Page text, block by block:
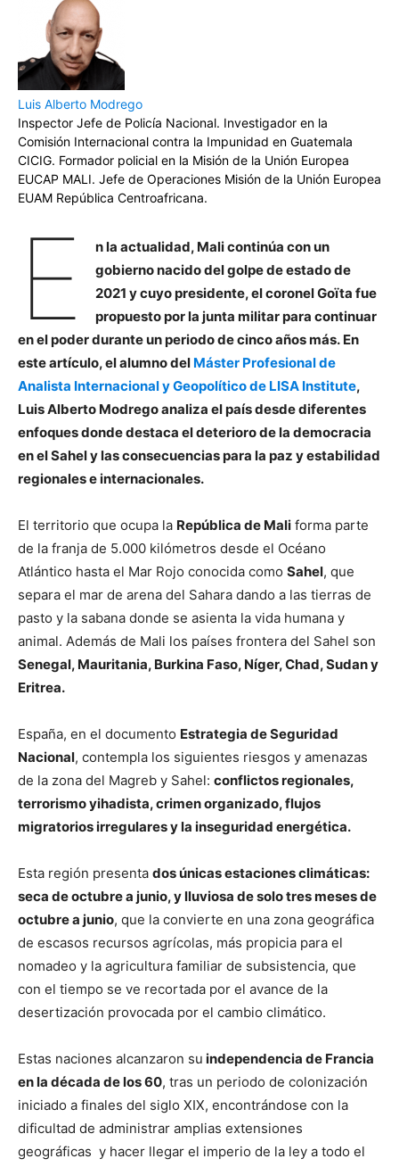
Luis Alberto Modrego
Inspector Jefe de Policía Nacional. Investigador en la
Comisión Internacional contra la Impunidad en Guatemala
CICIG. Formador policial en la Misión de la Unión Europea
EUCAP MALI. Jefe de Operaciones Misión de la Unión Europea
EUAM República Centroafricana.
E
n la actualidad, Mali continúa con un
gobierno nacido del golpe de estado de
2021 y cuyo presidente, el coronel Goïta fue
propuesto por la junta militar para continuar
en el poder durante un periodo de cinco años más. En
este artículo, el alumno del Máster Profesional de
Analista Internacional y Geopolítico de LISA Institute,
Luis Alberto Modrego analiza el país desde diferentes
enfoques donde destaca el deterioro de la democracia
en el Sahel y las consecuencias para la paz y estabilidad
regionales e internacionales.
El territorio que ocupa la República de Mali forma parte
de la franja de 5.000 kilómetros desde el Océano
Atlántico hasta el Mar Rojo conocida como Sahel, que
separa el mar de arena del Sahara dando a las tierras de
pasto y la sabana donde se asienta la vida humana y
animal. Además de Mali los países frontera del Sahel son
Senegal, Mauritania, Burkina Faso, Níger, Chad, Sudan y
Eritrea.
España, en el documento Estrategia de Seguridad
Nacional, contempla los siguientes riesgos y amenazas
de la zona del Magreb y Sahel: conflictos regionales,
terrorismo yihadista, crimen organizado, flujos
migratorios irregulares y la inseguridad energética.
Esta región presenta dos únicas estaciones climáticas:
seca de octubre a junio, y lluviosa de solo tres meses de
octubre a junio, que la convierte en una zona geográfica
de escasos recursos agrícolas, más propicia para el
nomadeo y la agricultura familiar de subsistencia, que
con el tiempo se ve recortada por el avance de la
desertización provocada por el cambio climático.
Estas naciones alcanzaron su independencia de Francia
en la década de los 60, tras un periodo de colonización
iniciado a finales del siglo XIX, encontrándose con la
dificultad de administrar amplias extensiones
geográficas y hacer llegar el imperio de la ley a todo el